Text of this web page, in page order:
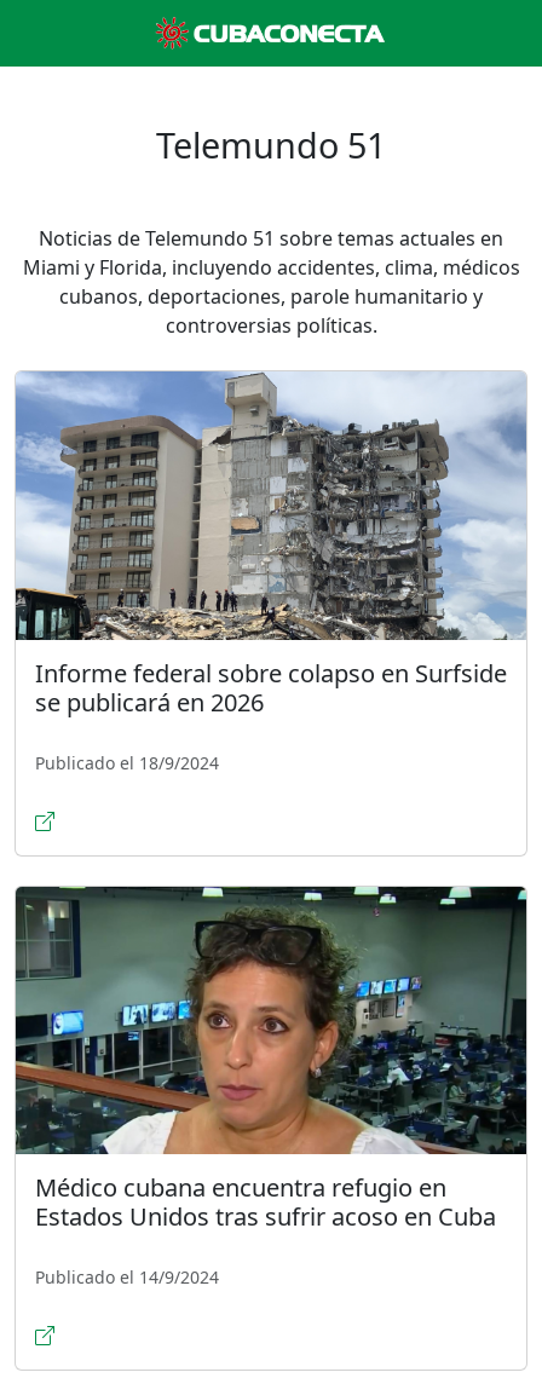
Telemundo 51
Noticias de Telemundo 51 sobre temas actuales en
Miami y Florida, incluyendo accidentes, clima, médicos
cubanos, deportaciones, parole humanitario y
controversias políticas.
Informe federal sobre colapso en Surfside
se publicará en 2026
Publicado el 18/9/2024
Médico cubana encuentra refugio en
Estados Unidos tras sufrir acoso en Cuba
Publicado el 14/9/2024